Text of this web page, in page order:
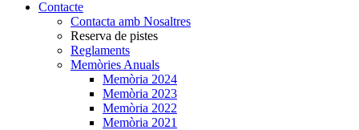
Contacte
Contacta amb Nosaltres
Reserva de pistes
Reglaments
Memòries Anuals
Memòria 2024
Memòria 2023
Memòria 2022
Memòria 2021